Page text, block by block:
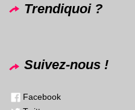
Trendiquoi ?
Suivez-nous !
Facebook